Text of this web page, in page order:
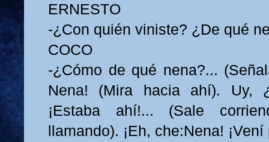
ERNESTO
-¿Con quién viniste? ¿De qué
COCO
-¿Cómo de qué nena?...
Nena! (Mira hacia ahí). Uy,
¡Estaba ahí!... (Sale
llamando). ¡Eh, che:Nena!